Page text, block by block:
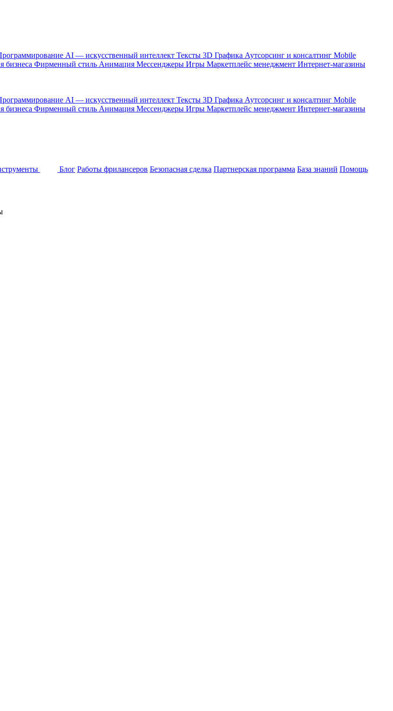
AI — искусственный интеллект Тексты 3D Графика Аутсорсинг и консалтинг Mobile
бизнеса Фирменный стиль Анимация Мессенджеры Игры Маркетплейс менеджмент Интернет-магазины
AI — искусственный интеллект Тексты 3D Графика Аутсорсинг и консалтинг Mobile
бизнеса Фирменный стиль Анимация Мессенджеры Игры Маркетплейс менеджмент Интернет-магазины
Блог Работы фрилансеров Безопасная сделка Партнерская программа База знаний Помощь